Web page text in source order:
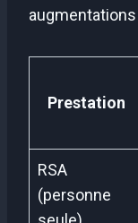
Prestation
RSA
(personne